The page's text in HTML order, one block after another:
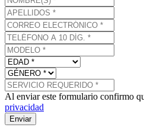
Al enviar este formulario confirmo
privacidad
Enviar